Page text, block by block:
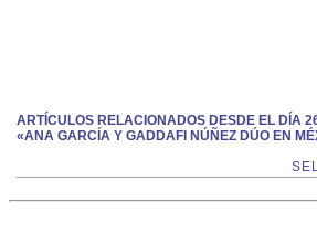
ARTÍCULOS RELACIONADOS DESDE EL DÍA
«ANA GARCÍA Y GADDAFI NÚÑEZ DÚO EN